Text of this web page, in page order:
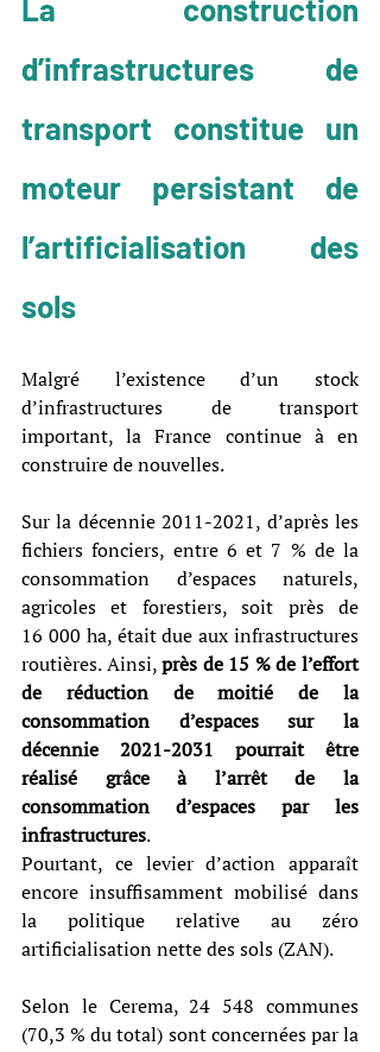
La construction
d’infrastructures de
transport constitue un
moteur persistant de
l’artificialisation des
sols
Malgré l’existence d’un stock
d’infrastructures de transport
important, la France continue à en
construire de nouvelles.
Sur la décennie 2011-2021, d’après les
fichiers fonciers, entre 6 et 7 % de la
consommation d’espaces naturels,
agricoles et forestiers, soit près de
16 000 ha, était due aux infrastructures
routières. Ainsi, près de 15 % de l’effort
de réduction de moitié de la
consommation d’espaces sur la
décennie 2021-2031 pourrait être
réalisé grâce à l’arrêt de la
consommation d’espaces par les
infrastructures.
Pourtant, ce levier d’action apparaît
encore insuffisamment mobilisé dans
la politique relative au zéro
artificialisation nette des sols (ZAN).
Selon le Cerema, 24 548 communes
(70,3 % du total) sont concernées par la